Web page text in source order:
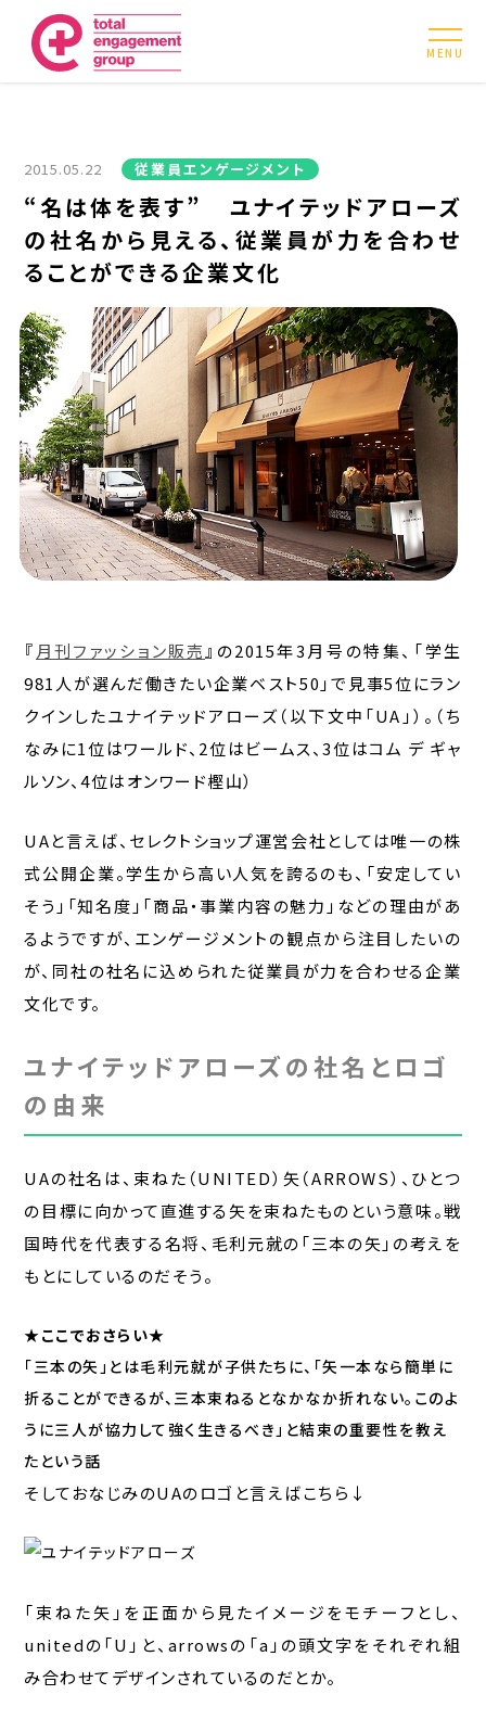
MENU
2015.05.22 従業員エンゲージメント
“名は体を表す” ユナイテッドアローズ
の社名から見える、従業員が力を合わせ
ることができる企業文化
『 月刊ファッション販売 』の2015年3月号の特集、「学生
981人が選んだ働きたい企業ベスト50」で見事5位にラン
クインしたユナイテッドアローズ（以下文中「UA」）。（ち
なみに1位はワールド、2位はビームス、3位はコム デ ギャ
ルソン、4位はオンワード樫山）
UAと言えば、セレクトショップ運営会社としては唯一の株
式公開企業。学生から高い人気を誇るのも、「安定してい
そう」「知名度」「商品・事業内容の魅力」などの理由があ
るようですが、エンゲージメントの観点から注目したいの
が、同社の社名に込められた従業員が力を合わせる企業
文化です。
ユナイテッドアローズの社名とロゴ
の由来
UAの社名は、束ねた（UNITED）矢（ARROWS）、ひとつ
の目標に向かって直進する矢を束ねたものという意味。戦
国時代を代表する名将、毛利元就の「三本の矢」の考えを
もとにしているのだそう。
★ここでおさらい★
「三本の矢」とは毛利元就が子供たちに、「矢一本なら簡単に
折ることができるが、三本束ねるとなかなか折れない。このよ
うに三人が協力して強く生きるべき」と結束の重要性を教え
たという話
そしておなじみのUAのロゴと言えばこちら↓
「束ねた矢」を正面から見たイメージをモチーフとし、
unitedの「U」と、arrowsの「a」の頭文字をそれぞれ組
み合わせてデザインされているのだとか。